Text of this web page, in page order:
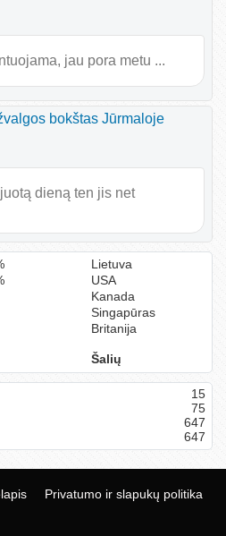
jau pora metu ...
bokštas Jūrmaloje
dieną ten jis net
Lietuva
USA
Kanada
Singapūras
Britanija
Šalių
15
75
647
647
Privatumo ir slapukų politika